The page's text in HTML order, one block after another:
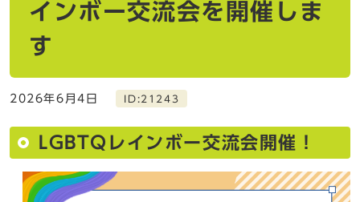
インボー交流会を開催しま
す
2026年6月4日 ID:21243
LGBTQレインボー交流会開催！